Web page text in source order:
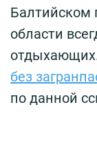
Балтийском
области
без
по данной